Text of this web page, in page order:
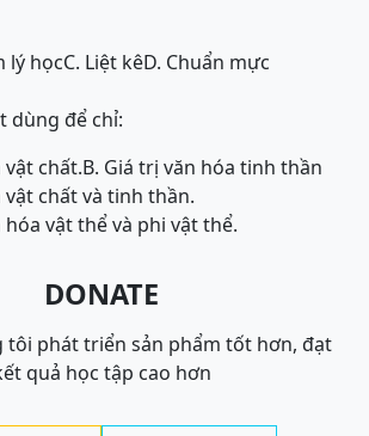
lý họcC. Liệt kêD. Chuẩn mực
dùng để chỉ:
vật chất.B. Giá trị văn hóa tinh thần
vật chất và tinh thần.
hóa vật thể và phi vật thể.
DONATE
tôi phát triển sản phẩm tốt hơn, đạt
quả học tập cao hơn